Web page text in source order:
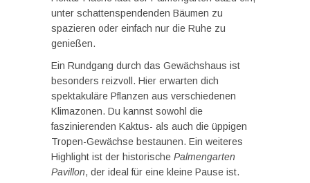
unter schattenspendenden Bäumen zu
spazieren oder einfach nur die Ruhe zu
genießen.
Ein Rundgang durch das Gewächshaus ist
besonders reizvoll. Hier erwarten dich
spektakuläre Pflanzen aus verschiedenen
Klimazonen. Du kannst sowohl die
faszinierenden Kaktus- als auch die üppigen
Tropen-Gewächse bestaunen. Ein weiteres
Highlight ist der historische Palmengarten
Pavillon, der ideal für eine kleine Pause ist.